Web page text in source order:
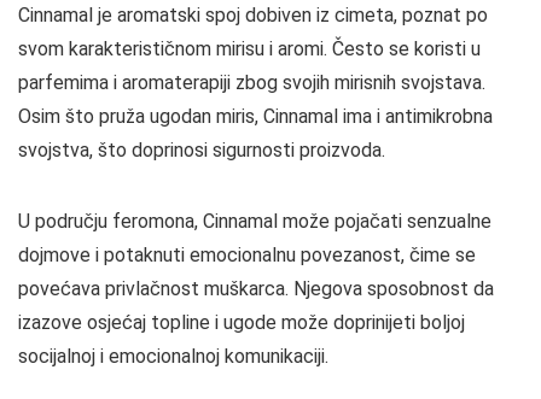
Cinnamal je aromatski spoj dobiven iz cimeta, poznat po
svom karakterističnom mirisu i aromi. Često se koristi u
parfemima i aromaterapiji zbog svojih mirisnih svojstava.
Osim što pruža ugodan miris, Cinnamal ima i antimikrobna
svojstva, što doprinosi sigurnosti proizvoda.
U području feromona, Cinnamal može pojačati senzualne
dojmove i potaknuti emocionalnu povezanost, čime se
povećava privlačnost muškarca. Njegova sposobnost da
izazove osjećaj topline i ugode može doprinijeti boljoj
socijalnoj i emocionalnoj komunikaciji.